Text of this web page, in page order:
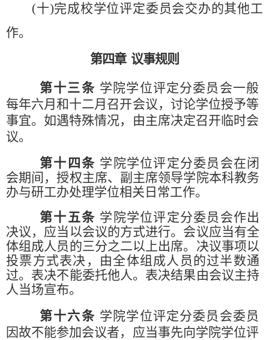
(十)完成校学位评定委员会交办的其他工
作。
第四章 议事规则
第十三条 学院学位评定分委员会一般
每年六月和十二月召开会议，讨论学位授予等
事宜。如遇特殊情况，由主席决定召开临时会
议。
第十四条 学院学位评定分委员会在闭
会期间，授权主席、副主席领导学院本科教务
办与研工办处理学位相关日常工作。
第十五条 学院学位评定分委员会作出
决议，应当以会议的方式进行。会议应当有全
体组成人员的三分之二以上出席。决议事项以
投票方式表决，由全体组成人员的过半数通
过。表决不能委托他人。表决结果由会议主持
人当场宣布。
第十六条 学院学位评定分委员会委员
因故不能参加会议者，应当事先向学院学位评